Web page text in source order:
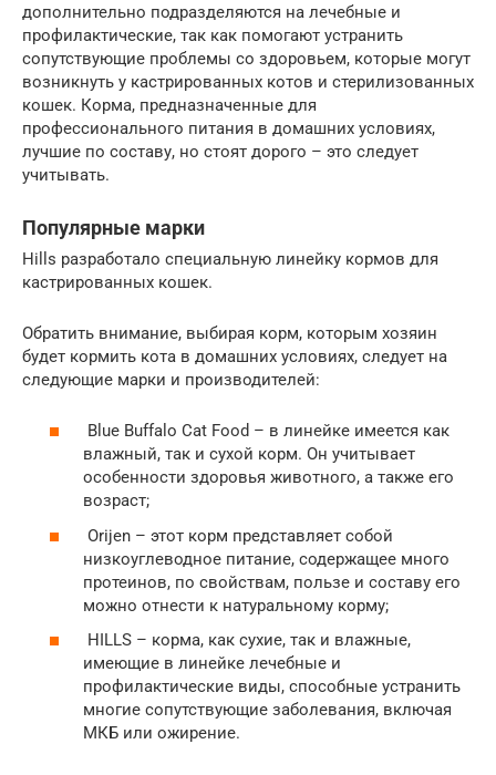
дополнительно подразделяются на лечебные и
профилактические, так как помогают устранить
сопутствующие проблемы со здоровьем, которые могут
возникнуть у кастрированных котов и стерилизованных
кошек. Корма, предназначенные для
профессионального питания в домашних условиях,
лучшие по составу, но стоят дорого – это следует
учитывать.
Популярные марки
Hills разработало специальную линейку кормов для
кастрированных кошек.
Обратить внимание, выбирая корм, которым хозяин
будет кормить кота в домашних условиях, следует на
следующие марки и производителей:
Blue Buffalo Cat Food – в линейке имеется как
влажный, так и сухой корм. Он учитывает
особенности здоровья животного, а также его
возраст;
Orijen – этот корм представляет собой
низкоуглеводное питание, содержащее много
протеинов, по свойствам, пользе и составу его
можно отнести к натуральному корму;
HILLS – корма, как сухие, так и влажные,
имеющие в линейке лечебные и
профилактические виды, способные устранить
многие сопутствующие заболевания, включая
МКБ или ожирение.